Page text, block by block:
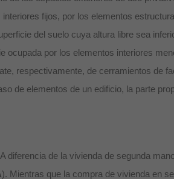
fijos, por los elementos
del suelo cuya altura libre sea
ocupada por los elementos interiores
respectivamente, de cerramientos de
de elementos de un edificio, la parte
diferencia de la vivienda de segunda
). Mientras que la compra de vivienda en